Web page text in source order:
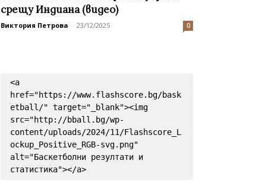
срещу Индиана (видео)
Виктория Петрова - 23/12/2025 0
<a
href="https://www.flashscore.bg/bask
etball/" target="_blank"><img
src="http://bball.bg/wp-
content/uploads/2024/11/Flashscore_L
ockup_Positive_RGB-svg.png"
alt="Баскетболни резултати и
статистика"></a>